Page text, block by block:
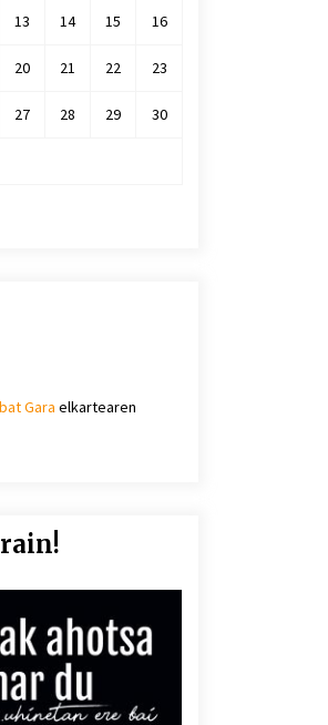
13 14 15 16
20 21 22 23
27 28 29 30
Gara elkartearen